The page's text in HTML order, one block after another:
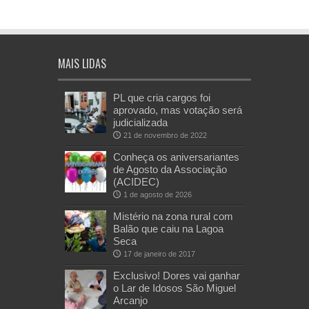
MAIS LIDAS
PL que cria cargos foi
aprovado, mas votação será
judicializada
21 de novembro de 2022
Conheça os aniversariantes
de Agosto da Associação
(ACIDEC)
1 de agosto de 2026
Mistério na zona rural com
Balão que caiu na Lagoa
Seca
17 de janeiro de 2017
Exclusivo! Dores vai ganhar
o Lar de Idosos São Miguel
Arcanjo